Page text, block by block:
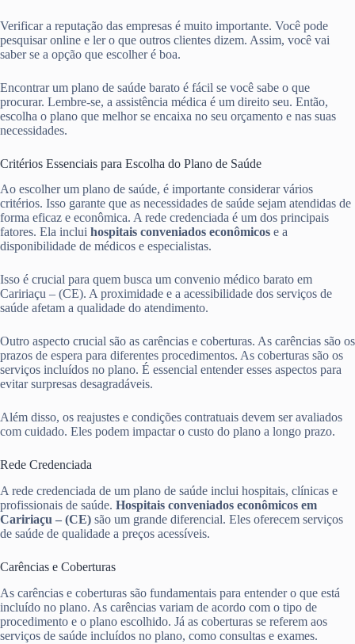
Verificar a reputação das empresas é muito importante. Você pode
pesquisar online e ler o que outros clientes dizem. Assim, você vai
saber se a opção que escolher é boa.
Encontrar um plano de saúde barato é fácil se você sabe o que
procurar. Lembre-se, a assistência médica é um direito seu. Então,
escolha o plano que melhor se encaixa no seu orçamento e nas suas
necessidades.
Critérios Essenciais para Escolha do Plano de Saúde
Ao escolher um plano de saúde, é importante considerar vários
critérios. Isso garante que as necessidades de saúde sejam atendidas de
forma eficaz e econômica. A rede credenciada é um dos principais
fatores. Ela inclui hospitais conveniados econômicos e a
disponibilidade de médicos e especialistas.
Isso é crucial para quem busca um convenio médico barato em
Caririaçu – (CE). A proximidade e a acessibilidade dos serviços de
saúde afetam a qualidade do atendimento.
Outro aspecto crucial são as carências e coberturas. As carências são os
prazos de espera para diferentes procedimentos. As coberturas são os
serviços incluídos no plano. É essencial entender esses aspectos para
evitar surpresas desagradáveis.
Além disso, os reajustes e condições contratuais devem ser avaliados
com cuidado. Eles podem impactar o custo do plano a longo prazo.
Rede Credenciada
A rede credenciada de um plano de saúde inclui hospitais, clínicas e
profissionais de saúde. Hospitais conveniados econômicos em
Caririaçu – (CE) são um grande diferencial. Eles oferecem serviços
de saúde de qualidade a preços acessíveis.
Carências e Coberturas
As carências e coberturas são fundamentais para entender o que está
incluído no plano. As carências variam de acordo com o tipo de
procedimento e o plano escolhido. Já as coberturas se referem aos
serviços de saúde incluídos no plano, como consultas e exames.